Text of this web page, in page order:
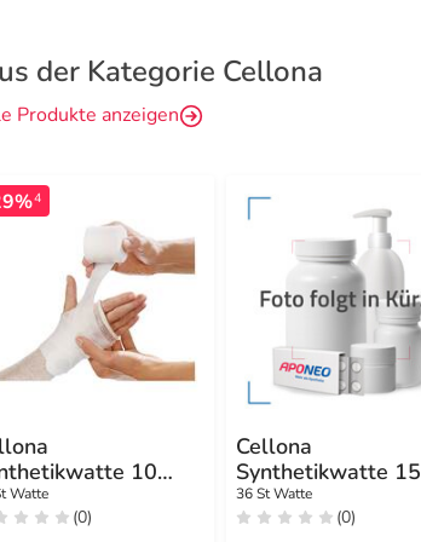
der Kategorie Cellona
Produkte anzeigen
4
10
m Rolle
Watte
(0)
Cellona
Synthetikwatte 15
cmx3 m Rolle
36 St Watte
(0)